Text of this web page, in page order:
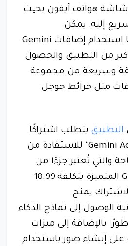
شاشة هواتف آيفون بحيث
إليه. يمكن
للمستخدمين أيضًا استخدام إضافات Gemini
من التطبيق والحصول
وسريعة من مجموعة
مثل خرائط جوجل
التطبيق يتطلب اشتراكًا
في خدمة "Gemini Advanced" للاستفادة من
والتي تُعتبر جزءًا من
خطة Google One AI المتميزة بتكلفة 18.99
يمنح
الوصول إلى نماذج الذكاء
بالإضافة إلى ميزات
على إنشاء صور باستخدام